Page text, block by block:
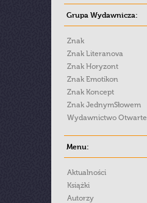
Grupa Wydawnicza:
Znak
Znak Literanova
Znak Horyzont
Znak Emotikon
Znak Koncept
Znak JednymSłowem
Wydawnictwo Otwarte
Menu:
Aktualności
Książki
Autorzy